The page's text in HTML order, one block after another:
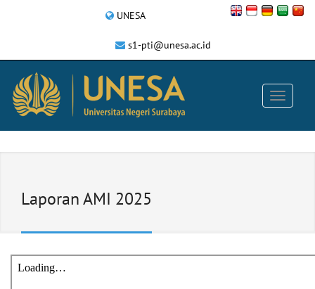
UNESA
s1-pti@unesa.ac.id
Laporan AMI 2025